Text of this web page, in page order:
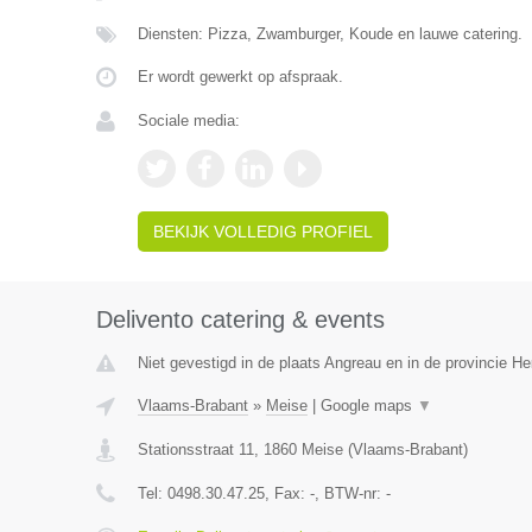
Diensten: Pizza, Zwamburger, Koude en lauwe catering.
Er wordt gewerkt op afspraak.
Sociale media:
BEKIJK VOLLEDIG PROFIEL
Delivento catering & events
Niet gevestigd in de plaats Angreau en in de provincie
Vlaams-Brabant» Meise| Google maps ▼
Stationsstraat 11, 1860 Meise(Vlaams-Brabant)
Tel: 0498.30.47.25, Fax: -, BTW-nr: -